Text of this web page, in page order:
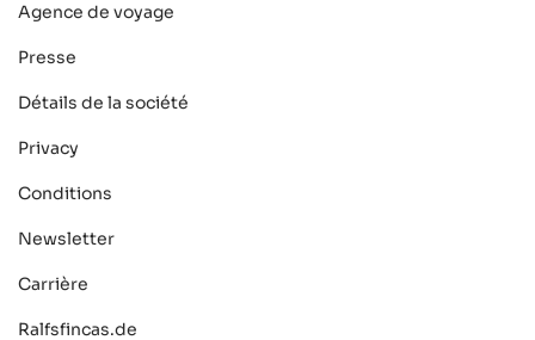
Agence de voyage
Presse
Détails de la société
Privacy
Conditions
Newsletter
Carrière
Ralfsfincas.de